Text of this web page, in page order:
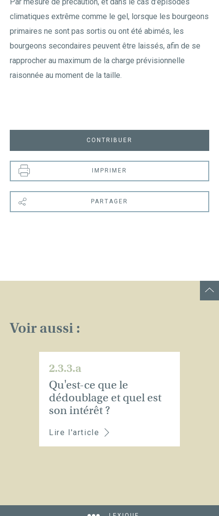
climatiques extrême comme le gel, lorsque les bourgeons
primaires ne sont pas sortis ou ont été abimés, les
bourgeons secondaires peuvent être laissés, afin de se
rapprocher au maximum de la charge prévisionnelle
raisonnée au moment de la taille.
CONTRIBUER
IMPRIMER
PARTAGER
Voir aussi :
2.3.3.a
Qu'est-ce que le
dédoublage et quel est
son intérêt ?
Lire l'article